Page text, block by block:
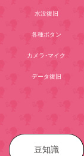
水没復旧
各種ボタン
カメラ･マイク
データ復旧
豆知識